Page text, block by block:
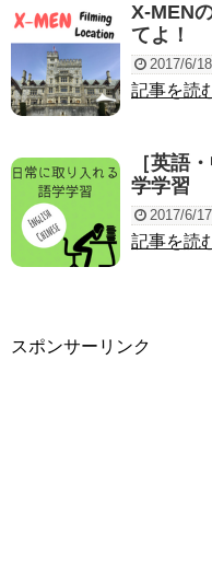
X-MEN
てよ！
2017/6/18
記事を読
［英語
学学習
2017/6/17
記事を読
スポンサーリンク